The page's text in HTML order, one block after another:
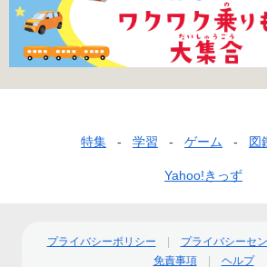
特集 学習 ゲーム 図
Yahoo!きっず
プライバシーポリシー プライバシーセ
免責事項
ヘルプ